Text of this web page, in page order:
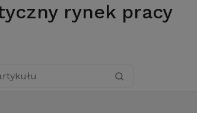
rynek pracy